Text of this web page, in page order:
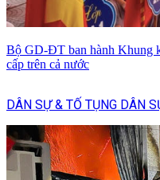
Bộ GD-ĐT ban hành Khung
cấp trên cả nước
DÂN SỰ & TỐ TỤNG DÂN